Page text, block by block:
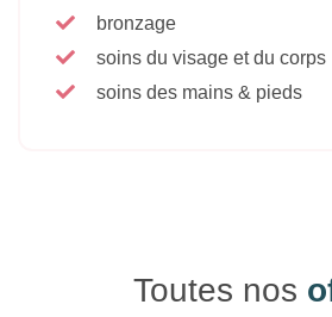
bronzage
soins du visage et du corps
soins des mains & pieds
Toutes nos